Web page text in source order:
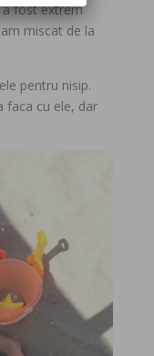
fost extrem
miscat de la
pentru nisip.
faca cu ele, dar